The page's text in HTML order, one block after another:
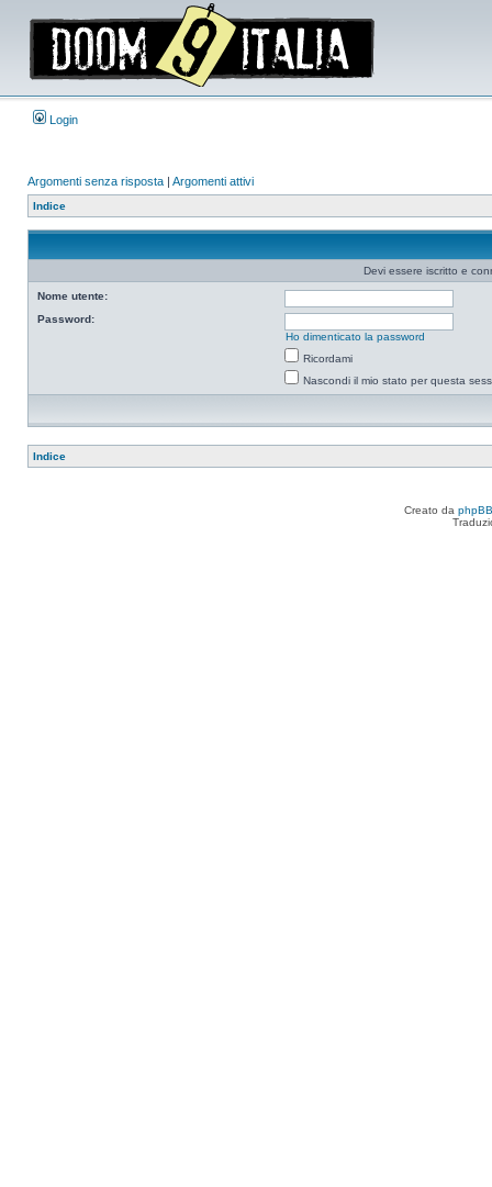
Login
Argomenti senza risposta | Argomenti attivi
Indice
Devi essere iscritto e
Nome utente:
Password:
Ho dimenticato la password
Ricordami
Nascondi il mio stato per questa
Indice
Creato da phpBB